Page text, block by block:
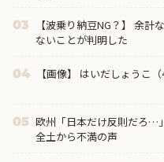
03
【波乗り納豆NG？】 余
ないことが判明した
04 【画像】 はいだしょうこ
05 欧州「日本だけ反則だろ…
全土から不満の声